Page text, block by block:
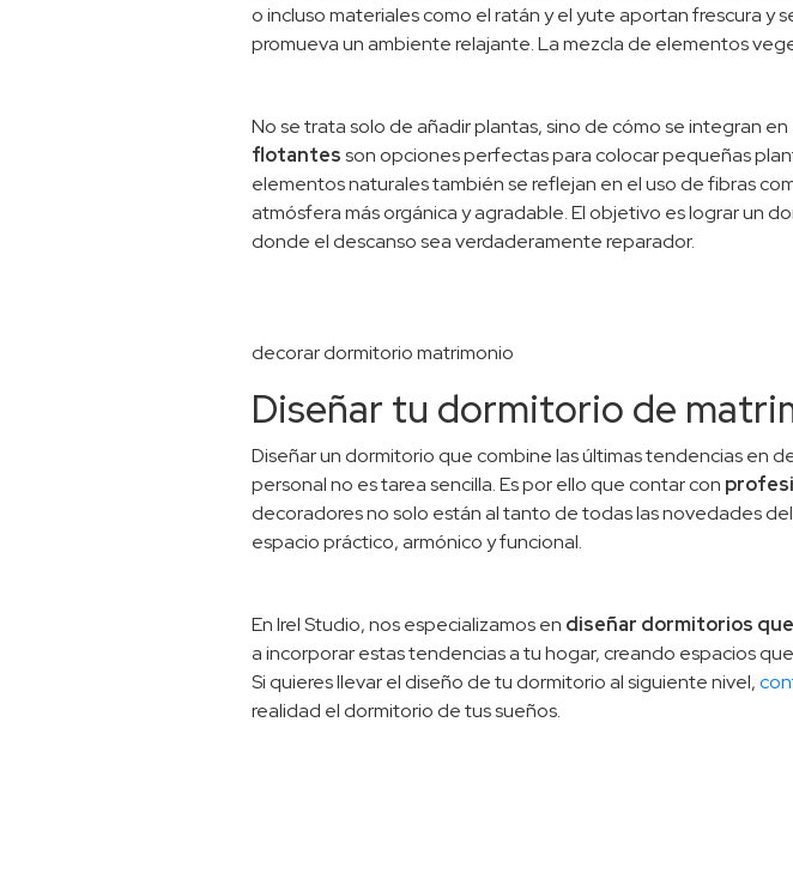
o incluso materiales como el ratán y el yute aportan frescura y
promueva un ambiente relajante. La mezcla de elementos
No se trata solo de añadir plantas, sino de cómo se integran
flotantesson opciones perfectas para colocar pequeñas
elementos naturales también se reflejan en el uso de fibras
atmósfera más orgánica y agradable. El objetivo es lograr un
donde el descanso sea verdaderamente reparador.
decorar dormitorio matrimonio
Diseñar tu dormitorio de
Diseñar un dormitorio que combine las últimas tendencias en
personal no es tarea sencilla. Es por ello que contar con
decoradores no solo están al tanto de todas las novedades
espacio práctico, armónico y funcional.
En Irel Studio, nos especializamos en diseñar dormitorios
a incorporar estas tendencias a tu hogar, creando espacios
Si quieres llevar el diseño de tu dormitorio al siguiente nivel,
realidad el dormitorio de tus sueños.